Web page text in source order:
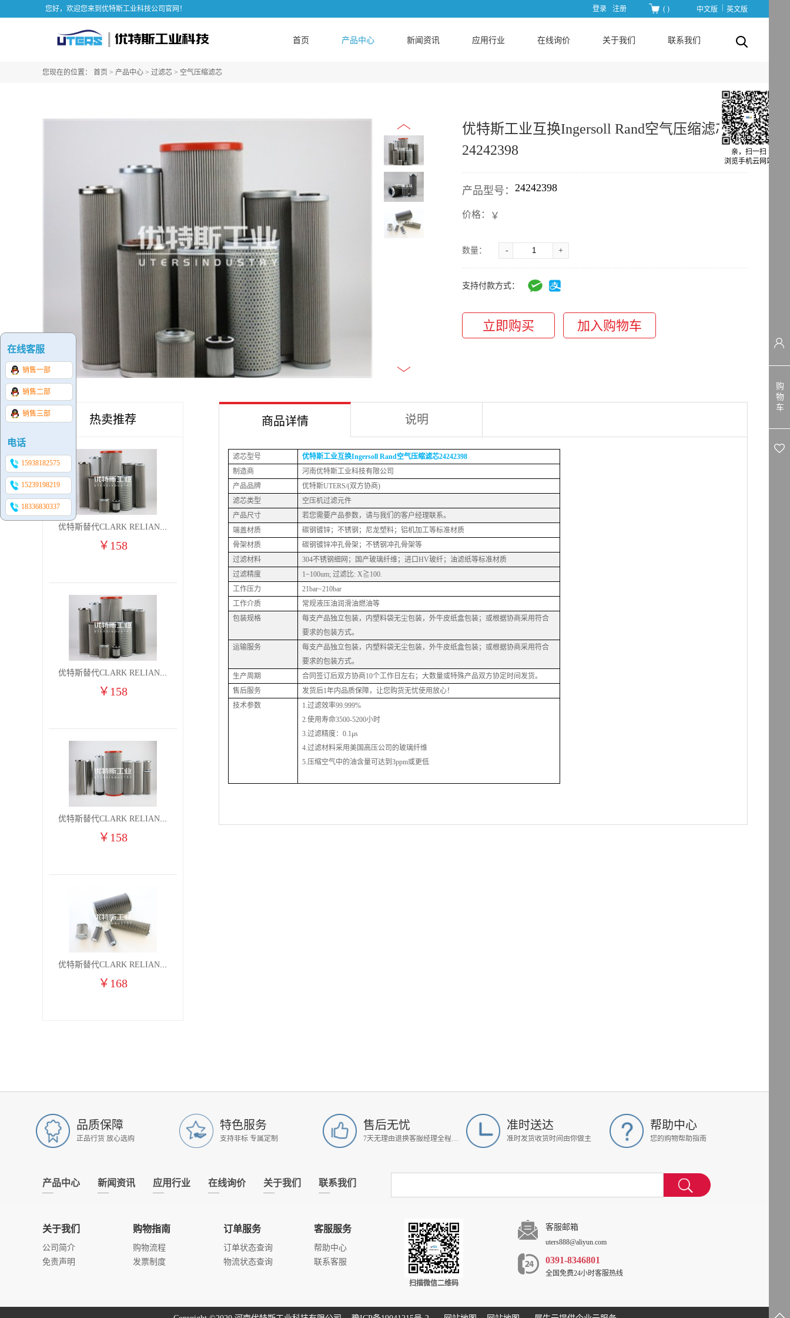
您好，欢迎您来到优特斯工业科技公司官网！ 中文版 英文版
登录 注册 ( )
首页 产品中心 新闻资讯 应用行业 在线询价 关于我们 联系我们
您现在的位置： 首页 > 产品中心 > 过滤芯 > 空气压缩滤芯
​优特斯工业互换Ingersoll Rand空气压缩滤芯
24242398
产品型号： ​24242398
价格： ￥
数量： - +
支持付款方式：
商品详情 说明
滤芯型号 优特斯工业互换Ingersoll Rand空气压缩滤芯24242398
制造商
河南优特斯工业科技有限公司
产品品牌
优特斯UTERS/(双方协商)
滤芯类型
空压机过滤元件
产品尺寸
若您需要产品参数，请与我们的客户经理联系。
端盖材质
碳钢镀锌；不锈钢；尼龙塑料；铝机加工等标准材质
骨架材质
碳钢镀锌冲孔骨架；不锈钢冲孔骨架等
过滤材料
304不锈钢细网；国产玻璃纤维；进口HV玻纤；油滤纸等标准材质
过滤精度
1~100um; 过滤比: X≧100.
工作压力
21bar~210bar
工作介质
常规液压油润滑油燃油等
包装规格
每支产品独立包装，内塑料袋无尘包装，外牛皮纸盒包装；或根据协商采用符合
要求的包装方式。
运输服务
每支产品独立包装，内塑料袋无尘包装，外牛皮纸盒包装；或根据协商采用符合
要求的包装方式。
生产周期
合同签订后双方协商10个工作日左右；大数量或特殊产品双方协定时间发货。
售后服务
发货后1年内品质保障，让您购货无忧使用放心！
技术参数
1.过滤效率99.999%
2.使用寿命3500-5200小时
3.过滤精度：0.1μs
4.过滤材料采用美国高压公司的玻璃纤维
5.压缩空气中的油含量可达到3ppm或更低
热卖推荐
优特斯替代CLARK RELIANCE燃气凝聚过滤器滤芯2710H9V 2710H9VO
￥ 158
优特斯替代CLARK RELIANCE燃气凝聚过滤器滤芯2710H9V 2710H9VO(1)
￥ 158
优特斯替代CLARK RELIANCE燃气凝聚过滤器滤芯2710H7V 2710H7VO
￥ 158
优特斯替代CLARK RELIANCE燃气凝聚过滤器滤芯2710H6V 2710H6VO
￥ 168
购
物
车
在线客服
销售一部
销售二部
销售三部
电话
15938182575
15239198219
18336830337
品质保障
正品行货 放心选购
特色服务
支持非标 专属定制
售后无忧
7天无理由退换客服经理全程跟进
准时送达
准时发货收货时间由你做主
帮助中心
您的购物帮助指南
产品中心 新闻资讯 应用行业 在线询价 关于我们 联系我们
关于我们
公司简介
免责声明
购物指南
购物流程
发票制度
订单服务
订单状态查询
物流状态查询
客服服务
帮助中心
联系客服
扫描微信二维码
客服邮箱
uters888@aliyun.com
0391-8346801
全国免费24小时客服热线
亲，扫一扫
浏览手机云网站